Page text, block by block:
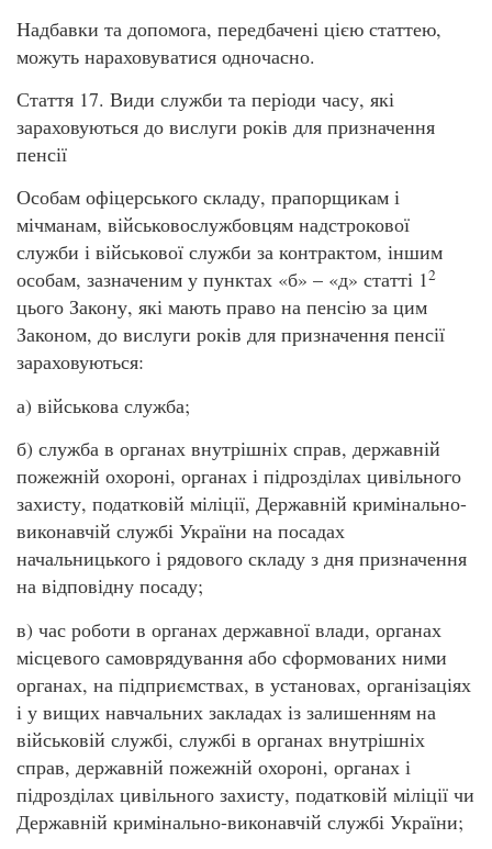
Надбавки та допомога, передбачені цією статтею,
можуть нараховуватися одночасно.
Стаття 17. Види служби та періоди часу, які
зараховуються до вислуги років для призначення
пенсії
Особам офіцерського складу, прапорщикам і
мічманам, військовослужбовцям надстрокової
служби і військової служби за контрактом, іншим
особам, зазначеним у пунктах «б» – «д» статті 12
цього Закону, які мають право на пенсію за цим
Законом, до вислуги років для призначення пенсії
зараховуються:
а) військова служба;
б) служба в органах внутрішніх справ, державній
пожежній охороні, органах і підрозділах цивільного
захисту, податковій міліції, Державній кримінально-
виконавчій службі України на посадах
начальницького і рядового складу з дня призначення
на відповідну посаду;
в) час роботи в органах державної влади, органах
місцевого самоврядування або сформованих ними
органах, на підприємствах, в установах, організаціях
і у вищих навчальних закладах із залишенням на
військовій службі, службі в органах внутрішніх
справ, державній пожежній охороні, органах і
підрозділах цивільного захисту, податковій міліції чи
Державній кримінально-виконавчій службі України;